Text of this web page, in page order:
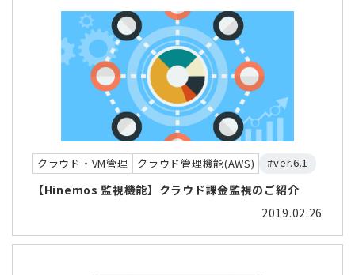
クラウド・VM管理 クラウド管理機能(AWS) #ver.6.1
【Hinemos 監視機能】クラウド課金監視のご紹介
2019.02.26